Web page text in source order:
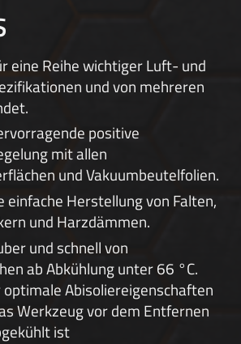
eine Reihe wichtiger Luft- und
und von mehreren
positive
mit allen
und Vakuumbeutelfolien.
einfache Herstellung von Falten,
und Harzdämmen.
und schnell von
ab Abkühlung unter 66 °C.
optimale Abisoliereigenschaften
Werkzeug vor dem Entfernen
ist